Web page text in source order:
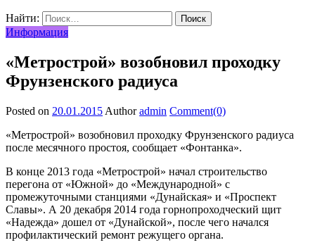
Найти:
Информация
«Метрострой» возобновил проходку
Фрунзенского радиуса
Posted on 20.01.2015 Author admin Comment(0)
«Метрострой» возобновил проходку Фрунзенского радиуса
после месячного простоя, сообщает «Фонтанка».
В конце 2013 года «Метрострой» начал строительство
перегона от «Южной» до «Международной» с
промежуточными станциями «Дунайская» и «Проспект
Славы». А 20 декабря 2014 года горнопроходческий щит
«Надежда» дошел от «Дунайской», после чего начался
профилактический ремонт режущего органа.